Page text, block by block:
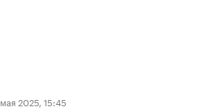
2025, 15:45